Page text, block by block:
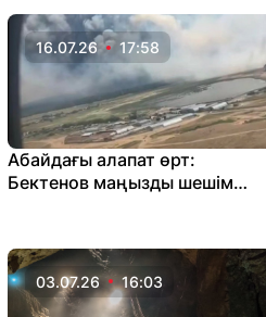
16.07.26 17:58
Абайдағы алапат өрт:
Бектенов маңызды шешім
03.07.26 16:03